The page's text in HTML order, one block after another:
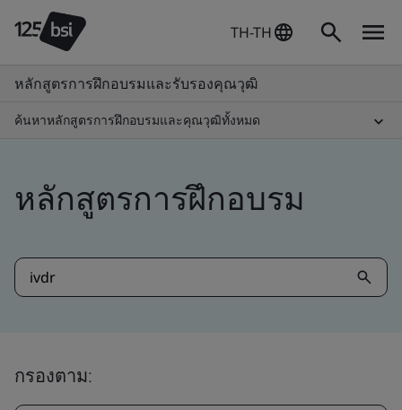
TH-TH
หลักสูตรการฝึกอบรมและรับรองคุณวุฒิ
ค้นหาหลักสูตรการฝึกอบรมและคุณวุฒิทั้งหมด
หลักสูตรการฝึกอบรม
กรองตาม: